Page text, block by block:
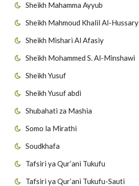
Sheikh Mahamma Ayyub
Sheikh Mahmoud Khalil Al-Hussary
Sheikh Mishari Al Afasiy
Sheikh Mohammed S. Al-Minshawi
Sheikh Yusuf
Sheikh Yusuf abdi
Shubahati za Mashia
Somo la Mirathi
Soudkhafa
Tafsiri ya Qur’ani Tukufu
Tafsiri ya Qur’ani Tukufu-Sauti